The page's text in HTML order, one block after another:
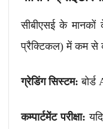
सीबीएसई के
प्रैक्टिकल) में कम से
ग्रेडिंग सिस्टम:
कम्पार्टमेंट परीक्षा: